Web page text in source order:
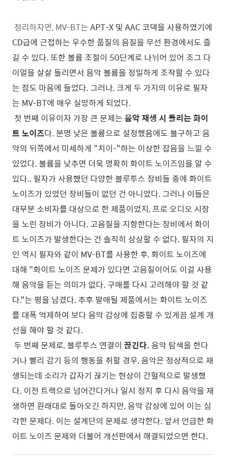
정리하자면, MV-BT는 APT-X 및 AAC 코덱을 사용하였기에
CD급에 근접하는 우수한 품질의 음질을 무선 환경에서도 즐
길 수 있다. 또한 볼륨 조절이 50단계로 나뉘어 있어 조그 다
이얼을 살살 돌리면서 음악 볼륨을 정밀하게 조작할 수 있다
는 점도 마음에 들었다. 그러나, 크게 두 가지의 이유로 필자
는 MV-BT에 매우 실망하게 되었다.
첫 번째 이유이자 가장 큰 문제는 음악 재생 시 들리는 화이
트 노이즈다. 분명 낮은 볼륨으로 설정했음에도 불구하고 음
악의 뒤쪽에서 미세하게 "치이-"하는 이상한 잡음을 느낄 수
있었다. 볼륨을 낮추면 더욱 명확히 화이트 노이즈임을 알 수
있다.. 필자가 사용했던 다양한 블루투스 장비들 중에 화이트
노이즈가 있었던 장비들이 없던 건 아니었다. 그러나 이들은
대부분 소비자를 대상으로 한 제품이었지, 프로 오디오 시장
을 노린 장비가 아니다. 고음질을 지항한다는 장비에서 화이
트 노이즈가 발생한다는 건 솔직히 상상할 수 없다. 필자의 지
인 역시 필자와 같이 MV-BT를 사용한 후, 화이트 노이즈에
대해 "화이트 노이즈 문제가 있다면 고음질이어도 이걸 사용
해 음악을 듣는 의미가 없다. 구매를 다시 고려해야 할 것 같
다."는 평을 남겼다.추후 발매될 제품에서는 화이트 노이즈
를 대폭 억제하여 보다 음악 감상에 집중할 수 있게끔 설계 개
선을 해야 할 것 같다.
두 번째 문제로, 블루투스 연결이 끊긴다. 음악 탐색을 한다
거나 빨리 감기 등의 행동을 취할 경우, 음악은 정상적으로 재
생되는데 소리가 갑자기 끊기는 현상이 간헐적으로 발생했
다. 이전 트랙으로 넘어간다거나 일시 정지 후 다시 음악을 재
생하면 원래대로 돌아오긴 하지만, 음악 감상에 있어 이는 심
각한 문제다. 이는 설계단의 문제로 생각한다. 앞서 언급한 화
이트 노이즈 문제와 더불어 개선판에서 해결되었으면 한다.